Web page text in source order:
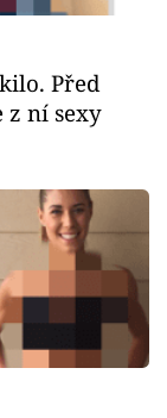
Před
z ní sexy